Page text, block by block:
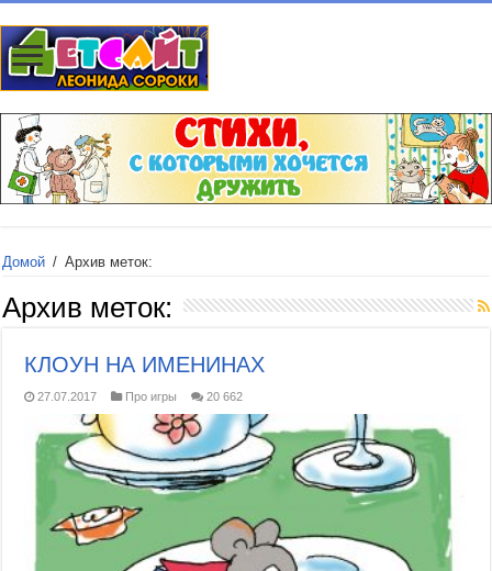
Домой / Архив меток:
Архив меток:
КЛОУН НА ИМЕНИНАХ
27.07.2017 Про игры 20 662